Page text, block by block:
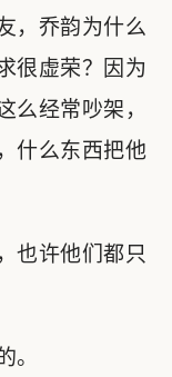
，乔韵为什么
很虚荣？因为
么经常吵架，
什么东西把他
也许他们都只
。